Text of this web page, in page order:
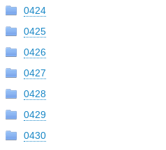
0424
0425
0426
0427
0428
0429
0430